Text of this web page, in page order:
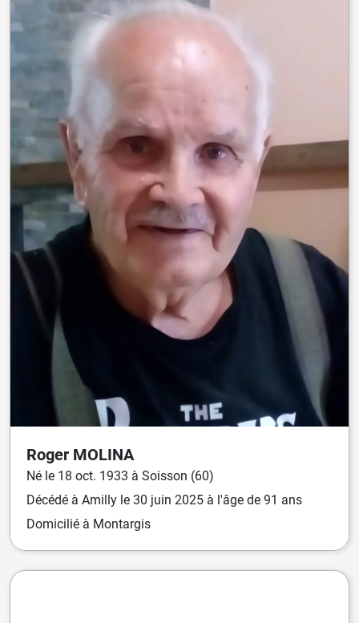
Roger MOLINA
Né le 18 oct. 1933 à Soisson (60)
Décédé à Amilly le 30 juin 2025 à l'âge de 91 ans
Domicilié à Montargis